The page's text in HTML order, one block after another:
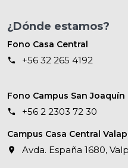
¿Dónde estamos?
Fono Casa Central
+56 32 265 4192
Fono Campus San Joaquín
+56 2 2303 72 30
Campus Casa Central
Avda. España 1680,